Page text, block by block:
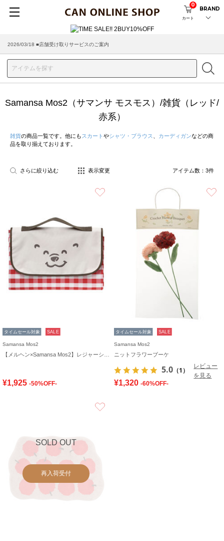
カート
0
BRAND
2026/03/18 ■店舗受け取りサービスのご案内
Samansa Mos2（サマンサ モスモス）/雑貨（レッド/
赤系）
雑貨の商品一覧です。他にも スカート やシャツ・ブラウス カーディガンなどの商
品を取り揃えております。
さらに絞り込む 表示変更 アイテム数： 3件
タイムセール対象 SALE
Samansa Mos2
¥1,925 -50%OFF-
タイムセール対象 SALE
Samansa Mos2
ニットフラワーブーケ
5.0 （1）
レビュー
を見る
¥1,320 -60%OFF-
SOLD OUT
再入荷受付